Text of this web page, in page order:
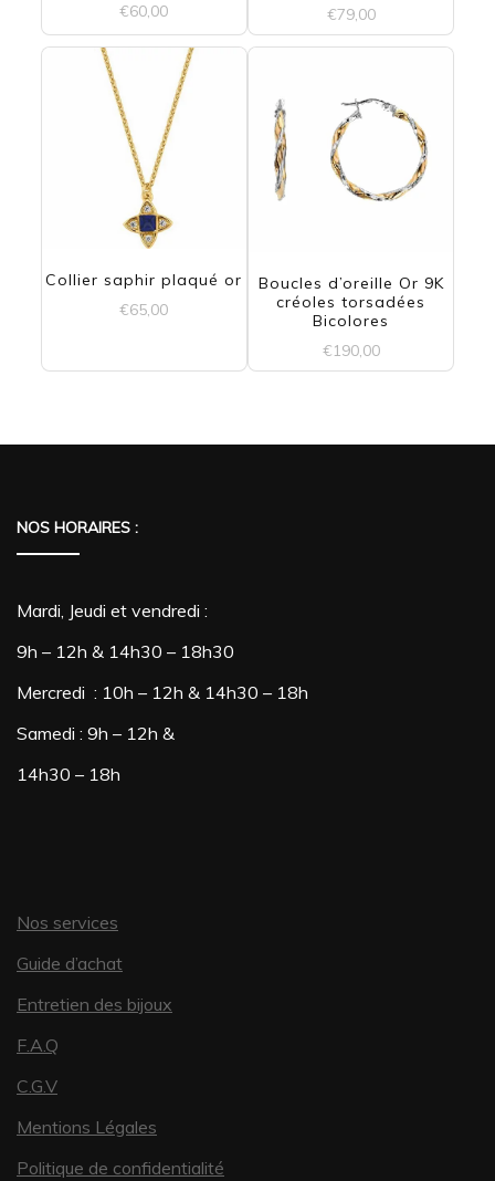
page
produit
€60,00
€79,00
Collier saphir plaqué or
€65,00
Boucles d’oreille Or 9K
créoles torsadées
Bicolores
€190,00
NOS HORAIRES :
Mardi, Jeudi et vendredi :
9h – 12h & 14h30 – 18h30
Mercredi : 10h – 12h & 14h30 – 18h
Samedi : 9h – 12h &
14h30 – 18h
Nos services
Guide d’achat
Entretien des bijoux
F.A.Q
C.G.V
Mentions Légales
Politique de confidentialité